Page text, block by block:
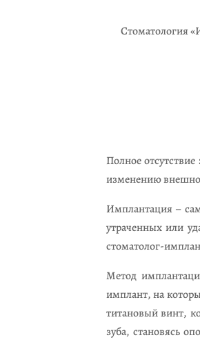
Стоматология
Полное
изменению
Имплантация –
утраченных или
стоматолог-
Метод
имплант, на
титановый винт,
зуба, становясь